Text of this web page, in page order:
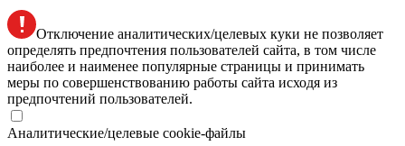
Отключение аналитических/целевых куки не позволяет
определять предпочтения пользователей сайта, в том числе
наиболее и наименее популярные страницы и принимать
меры по совершенствованию работы сайта исходя из
предпочтений пользователей.
Аналитические/целевые cookie-файлы